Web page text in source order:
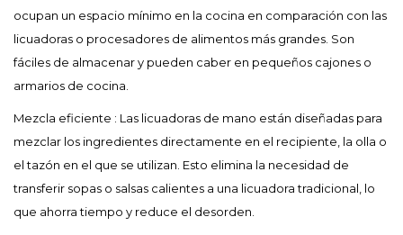
ocupan un espacio mínimo en la cocina en comparación con las
licuadoras o procesadores de alimentos más grandes. Son
fáciles de almacenar y pueden caber en pequeños cajones o
armarios de cocina.
Mezcla eficiente : Las licuadoras de mano están diseñadas para
mezclar los ingredientes directamente en el recipiente, la olla o
el tazón en el que se utilizan. Esto elimina la necesidad de
transferir sopas o salsas calientes a una licuadora tradicional, lo
que ahorra tiempo y reduce el desorden.